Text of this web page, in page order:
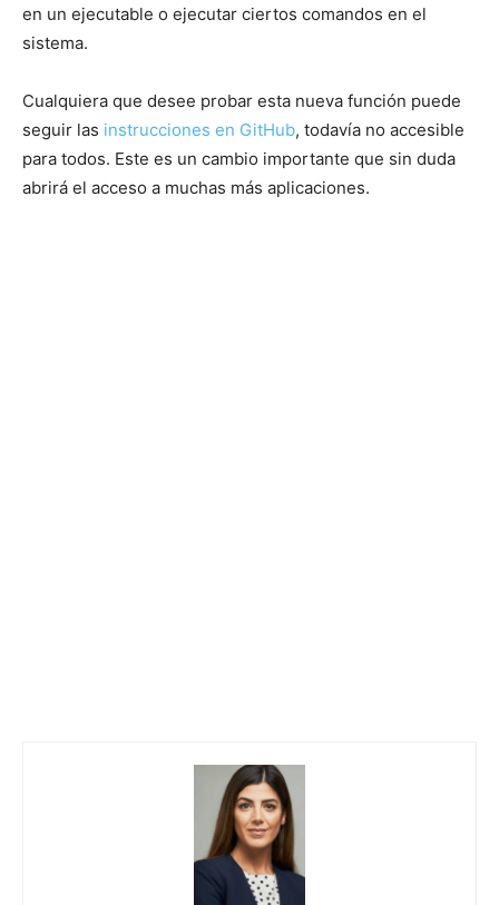
en un ejecutable o ejecutar ciertos comandos en el
sistema.
Cualquiera que desee probar esta nueva función puede
seguir las instrucciones en GitHub, todavía no accesible
para todos. Este es un cambio importante que sin duda
abrirá el acceso a muchas más aplicaciones.